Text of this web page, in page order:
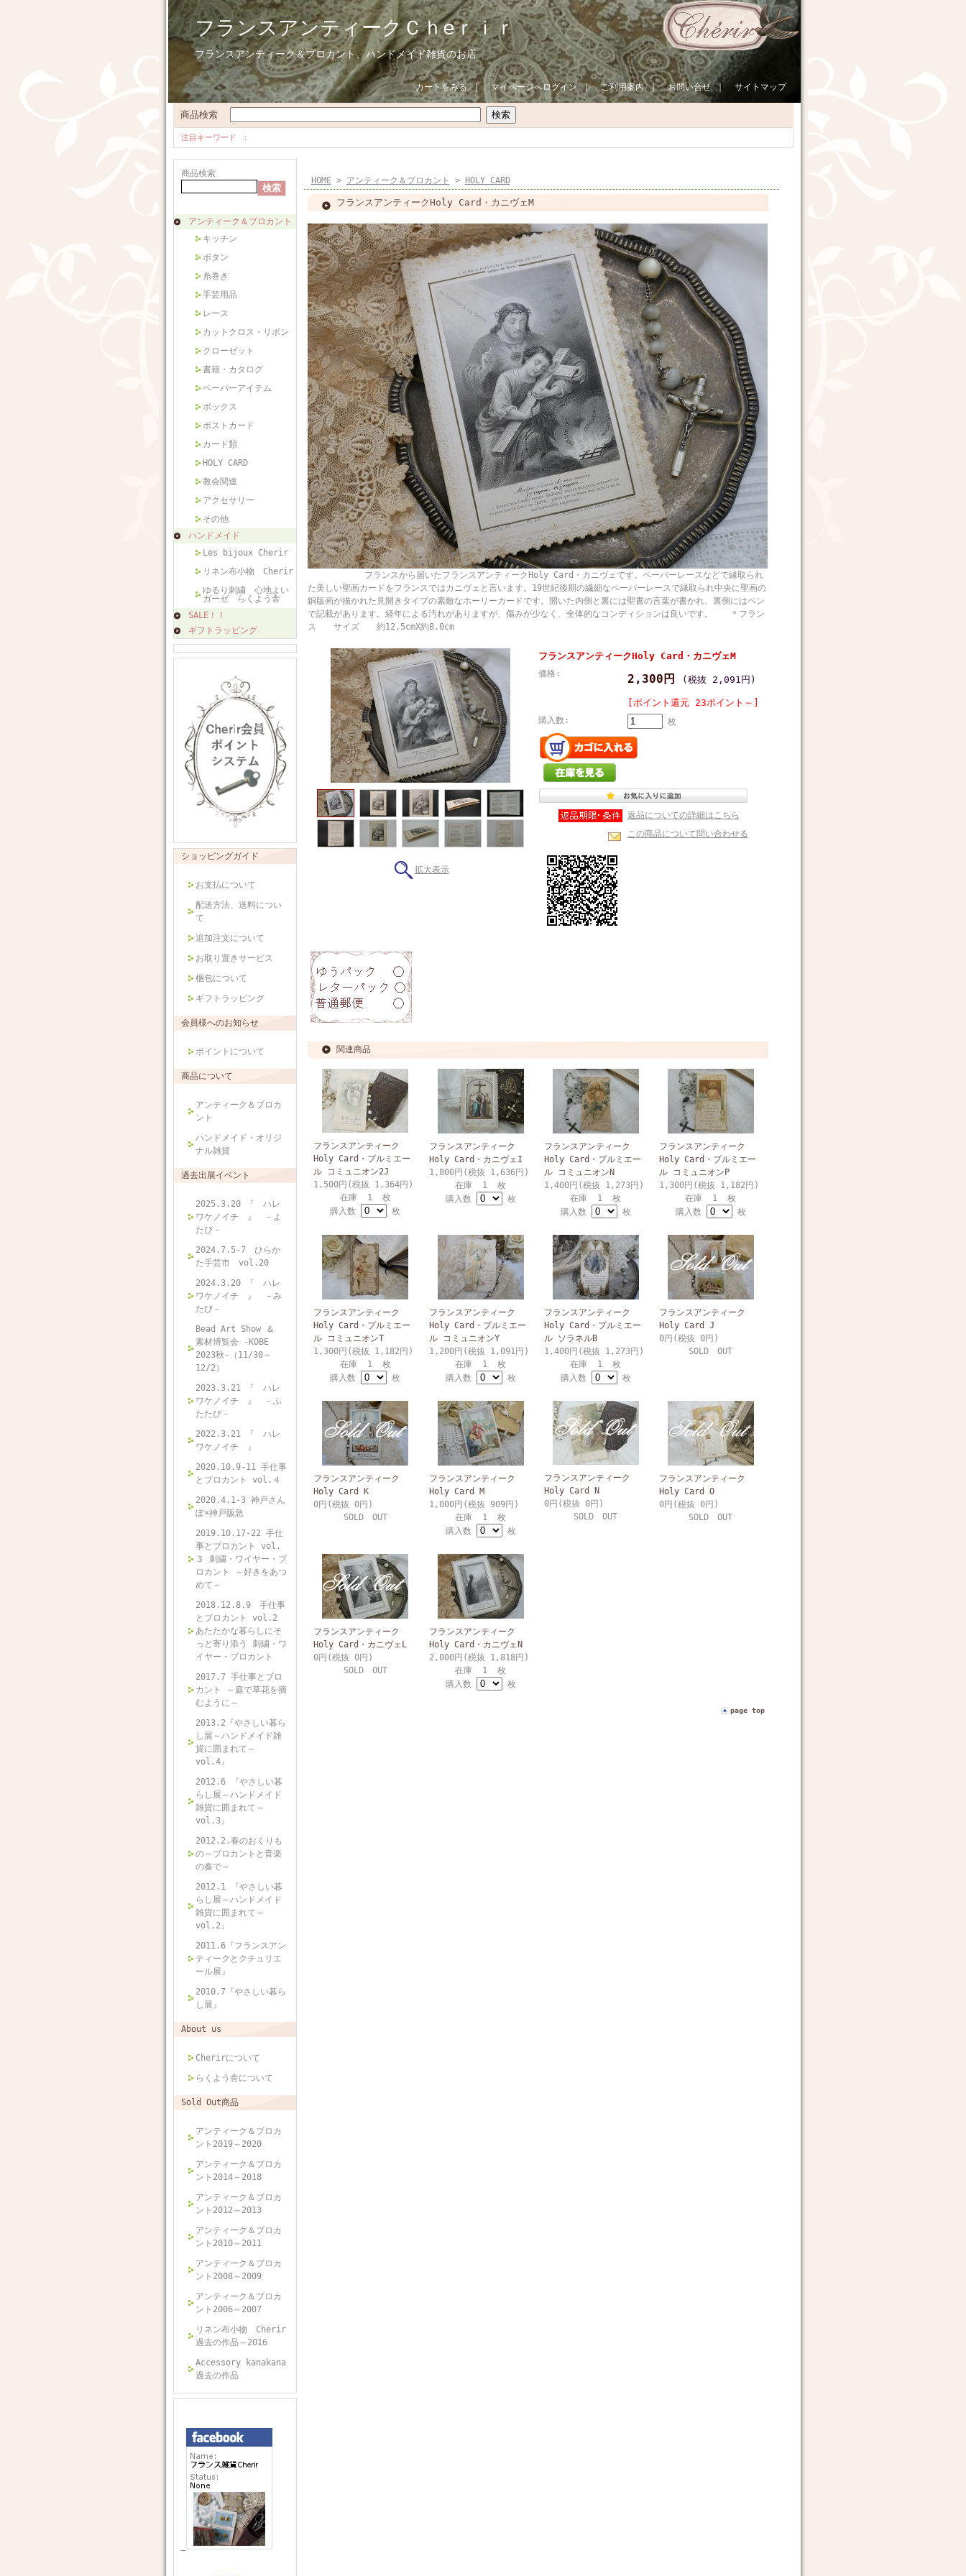
フランスアンティークＣｈeｒｉｒ
フランスアンティーク＆ブロカント、ハンドメイド雑貨のお店
カートをみる｜ マイページへログイン｜ ご利用案内｜ お問い合せ｜ サイトマップ
商品検索
注目キーワード
商品検索
アンティーク＆ブロカント
キッチン
ボタン
糸巻き
手芸用品
レース
カットクロス・リボン
クローゼット
書籍・カタログ
ペーパーアイテム
ボックス
ポストカード
カード類
HOLY CARD
教会関連
アクセサリー
その他
ハンドメイド
Les bijoux Cherir
リネン布小物 Cherir
ゆるり刺繍 心地よい
ガーゼ らくよう舎
SALE！！
ギフトラッピング
ショッピングガイド
お支払について
配送方法、送料につい
て
追加注文について
お取り置きサービス
梱包について
ギフトラッピング
会員様へのお知らせ
ポイントについて
商品について
アンティーク＆ブロカ
ント
ハンドメイド・オリジ
ナル雑貨
過去出展イベント
2025.3.20 『 ハレ
ワケノイチ 』 －よ
たび－
2024.7.5-7 ひらか
た手芸市 vol.20
2024.3.20 『 ハレ
ワケノイチ 』 －み
たび－
Bead Art Show ＆
素材博覧会 -KOBE
2023秋-（11/30～
12/2）
2023.3.21 『 ハレ
ワケノイチ 』 －ふ
たたび－
2022.3.21 『 ハレ
ワケノイチ 』
2020.10.9-11 手仕事
とブロカント vol.４
2020.4.1-3 神戸さん
ぽ×神戸阪急
2019.10.17-22 手仕
事とブロカント vol.
３ 刺繍・ワイヤー・ブ
ロカント ～好きをあつ
めて～
2018.12.8.9 手仕事
とブロカント vol.2
あたたかな暮らしにそ
っと寄り添う 刺繍・ワ
イヤー・ブロカント
2017.7 手仕事とブロ
カント ～庭で草花を摘
むように～
2013.2『やさしい暮ら
し展～ハンドメイド雑
貨に囲まれて～
vol.4』
2012.6 『やさしい暮
らし展～ハンドメイド
雑貨に囲まれて～
vol.3』
2012.2.春のおくりも
の～ブロカントと音楽
の奏で～
2012.1 『やさしい暮
らし展～ハンドメイド
雑貨に囲まれて～
vol.2』
2011.6『フランスアン
ティークとクチュリエ
ール展』
2010.7『やさしい暮ら
し展』
About us
Cherirについて
らくよう舎について
Sold Out商品
アンティーク＆ブロカ
ント2019～2020
アンティーク＆ブロカ
ント2014～2018
アンティーク＆ブロカ
ント2012～2013
アンティーク＆ブロカ
ント2010～2011
アンティーク＆ブロカ
ント2008～2009
アンティーク＆ブロカ
ント2006～2007
リネン布小物 Cherir
過去の作品～2016
Accessory kanakana
過去の作品
HOME> アンティーク＆ブロカント > HOLY CARD
フランスアンティークHoly Card・カニヴェM
フランスから届いたフランスアンティークHoly Card・カニヴェです。ペーパーレースなどで縁取られ
た美しい聖画カードをフランスではカニヴェと言います。19世紀後期の繊細なペーパーレースで縁取られ中央に聖画の
銅版画が描かれた見開きタイプの素敵なホーリーカードです。開いた内側と裏には聖書の言葉が書かれ、裏側にはペン
で記載があります。経年による汚れがありますが、傷みが少なく、全体的なコンディションは良いです。 ＊フラン
ス サイズ 約12.5cmX約8.0cm
拡大表示
フランスアンティークHoly Card・カニヴェM
価格: 2,300円 (税抜 2,091円)
[ポイント還元 23ポイント～]
購入数: 枚
返品についての詳細はこちら
この商品について問い合わせる
関連商品
フランスアンティーク
Holy Card・プルミエー
ル コミュニオン2J
1,500円(税抜 1,364円)
在庫 1 枚
購入数
枚
フランスアンティーク
Holy Card・カニヴェI
1,800円(税抜 1,636円)
在庫 1 枚
購入数
枚
フランスアンティーク
Holy Card・プルミエー
ル コミュニオンN
1,400円(税抜 1,273円)
在庫 1 枚
購入数
枚
フランスアンティーク
Holy Card・プルミエー
ル コミュニオンP
1,300円(税抜 1,182円)
在庫 1 枚
購入数
枚
フランスアンティーク
Holy Card・プルミエー
ル コミュニオンT
1,300円(税抜 1,182円)
在庫 1 枚
購入数
枚
フランスアンティーク
Holy Card・プルミエー
ル コミュニオンY
1,200円(税抜 1,091円)
在庫 1 枚
購入数
枚
フランスアンティーク
Holy Card・プルミエー
ル ソラネルB
1,400円(税抜 1,273円)
在庫 1 枚
購入数
枚
フランスアンティーク
Holy Card J
0円(税抜 0円)
SOLD OUT
フランスアンティーク
Holy Card K
0円(税抜 0円)
SOLD OUT
フランスアンティーク
Holy Card M
1,000円(税抜 909円)
在庫 1 枚
購入数
枚
フランスアンティーク
Holy Card N
0円(税抜 0円)
SOLD OUT
フランスアンティーク
Holy Card O
0円(税抜 0円)
SOLD OUT
フランスアンティーク
Holy Card・カニヴェL
0円(税抜 0円)
SOLD OUT
フランスアンティーク
Holy Card・カニヴェN
2,000円(税抜 1,818円)
在庫 1 枚
購入数
枚
page top